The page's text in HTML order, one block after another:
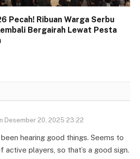
Pecah! Ribuan Warga Serbu
Bergairah Lewat Pesta
Desember 20, 2025 23:22
hearing good things. Seems to
active players, so that’s a good sign.